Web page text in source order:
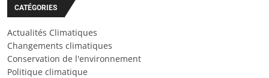
CATÉGORIES
Actualités Climatiques
Changements climatiques
Conservation de l'environnement
Politique climatique